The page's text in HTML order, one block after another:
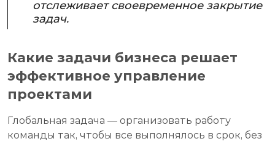
отслеживает своевременное закрытие
задач.
Какие задачи бизнеса решает
эффективное управление
проектами
Глобальная задача — организовать работу
команды так, чтобы все выполнялось в срок, без